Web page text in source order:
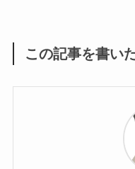
この記事を書い